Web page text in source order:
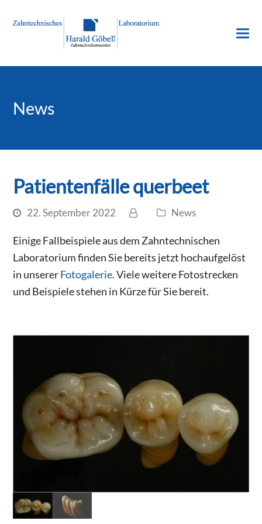
News
Patientenfälle querbeet
22. September 2022 News
Einige Fallbeispiele aus dem Zahntechnischen
Laboratorium finden Sie bereits jetzt hochaufgelöst
in unsererFotogalerie. Viele weitere Fotostrecken
und Beispiele stehen in Kürze für Sie bereit.